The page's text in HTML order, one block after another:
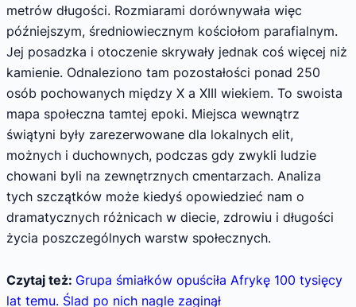
metrów długości. Rozmiarami dorównywała więc
późniejszym, średniowiecznym kościołom parafialnym.
Jej posadzka i otoczenie skrywały jednak coś więcej niż
kamienie. Odnaleziono tam pozostałości ponad 250
osób pochowanych między X a XIII wiekiem. To swoista
mapa społeczna tamtej epoki. Miejsca wewnątrz
świątyni były zarezerwowane dla lokalnych elit,
możnych i duchownych, podczas gdy zwykli ludzie
chowani byli na zewnętrznych cmentarzach. Analiza
tych szczątków może kiedyś opowiedzieć nam o
dramatycznych różnicach w diecie, zdrowiu i długości
życia poszczególnych warstw społecznych.
Czytaj też: Grupa śmiałków opuściła Afrykę 100 tysięcy
lat temu. Ślad po nich nagle zaginął